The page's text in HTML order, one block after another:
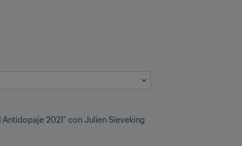
2021” con Julien Sieveking